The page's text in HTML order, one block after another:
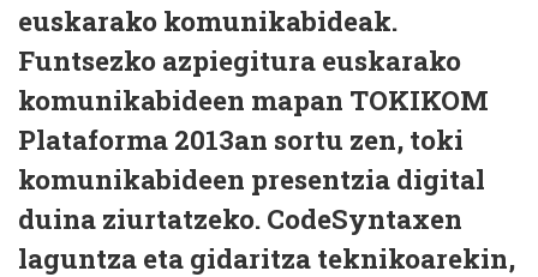
euskarako komunikabideak.
Funtsezko azpiegitura euskarako
komunikabideen mapan TOKIKOM
Plataforma 2013an sortu zen, toki
komunikabideen presentzia digital
duina ziurtatzeko. CodeSyntaxen
laguntza eta gidaritza teknikoarekin,